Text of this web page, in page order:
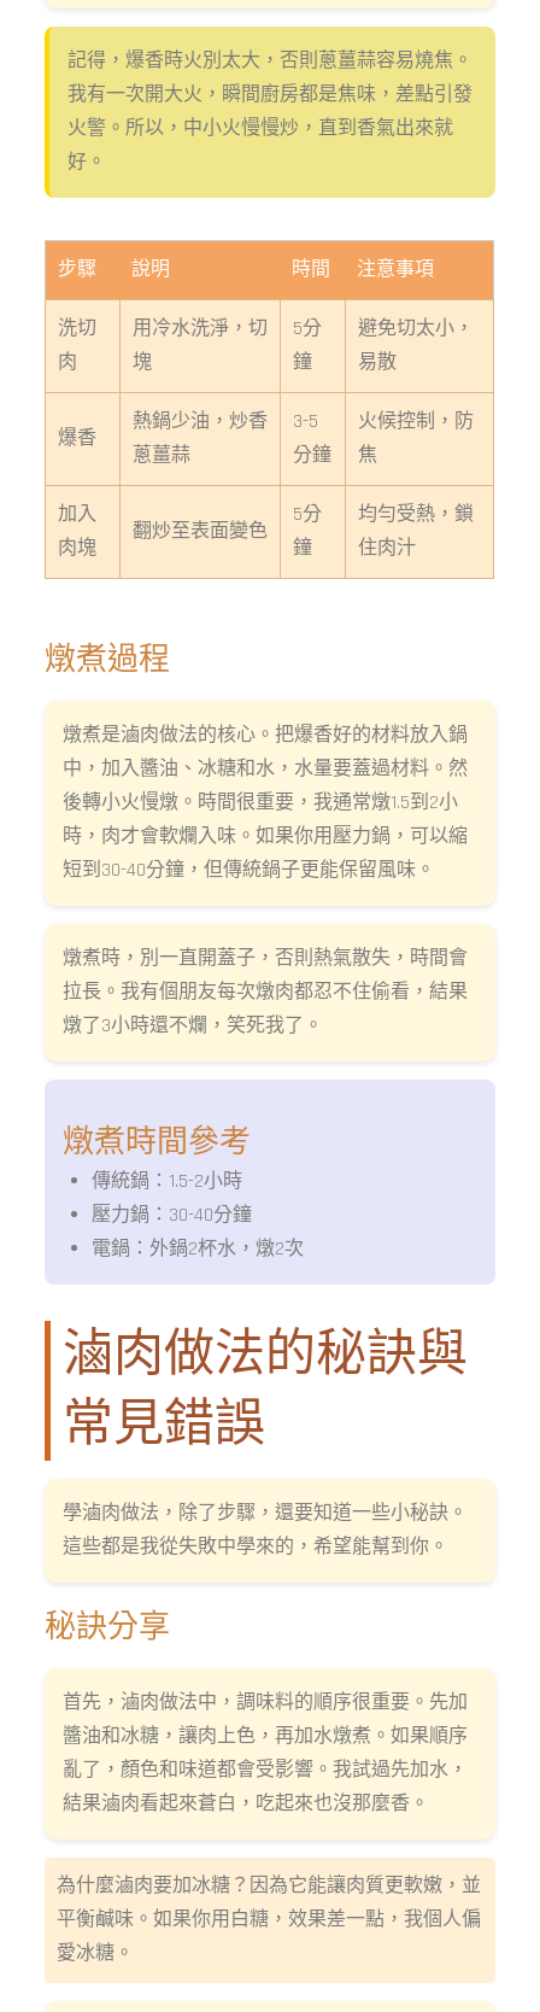
記得，爆香時火別太大，否則蔥薑蒜容易燒焦。
我有一次開大火，瞬間廚房都是焦味，差點引發
火警。所以，中小火慢慢炒，直到香氣出來就
好。
步驟 說明 時間 注意事項
洗切
肉
用冷水洗淨，切
塊
5分
鐘
避免切太小，
易散
爆香
熱鍋少油，炒香
蔥薑蒜
3-5
分鐘
火候控制，防
焦
加入
肉塊
翻炒至表面變色
5分
鐘
均勻受熱，鎖
住肉汁
燉煮過程
燉煮是滷肉做法的核心。把爆香好的材料放入鍋
中，加入醬油、冰糖和水，水量要蓋過材料。然
後轉小火慢燉。時間很重要，我通常燉1.5到2小
時，肉才會軟爛入味。如果你用壓力鍋，可以縮
短到30-40分鐘，但傳統鍋子更能保留風味。
燉煮時，別一直開蓋子，否則熱氣散失，時間會
拉長。我有個朋友每次燉肉都忍不住偷看，結果
燉了3小時還不爛，笑死我了。
燉煮時間參考
傳統鍋：1.5-2小時
壓力鍋：30-40分鐘
電鍋：外鍋2杯水，燉2次
滷肉做法的秘訣與
常見錯誤
學滷肉做法，除了步驟，還要知道一些小秘訣。
這些都是我從失敗中學來的，希望能幫到你。
秘訣分享
首先，滷肉做法中，調味料的順序很重要。先加
醬油和冰糖，讓肉上色，再加水燉煮。如果順序
亂了，顏色和味道都會受影響。我試過先加水，
結果滷肉看起來蒼白，吃起來也沒那麼香。
為什麼滷肉要加冰糖？因為它能讓肉質更軟嫩，並
平衡鹹味。如果你用白糖，效果差一點，我個人偏
愛冰糖。